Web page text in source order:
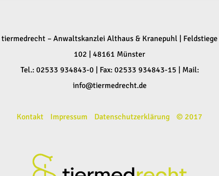
tiermedrecht – Anwaltskanzlei Althaus & Kranepuhl | Feldstiege
102 | 48161 Münster
Tel.: 02533 934843-0 | Fax: 02533 934843-15 | Mail:
info@tiermedrecht.de
Kontakt Impressum Datenschutzerklärung © 2017